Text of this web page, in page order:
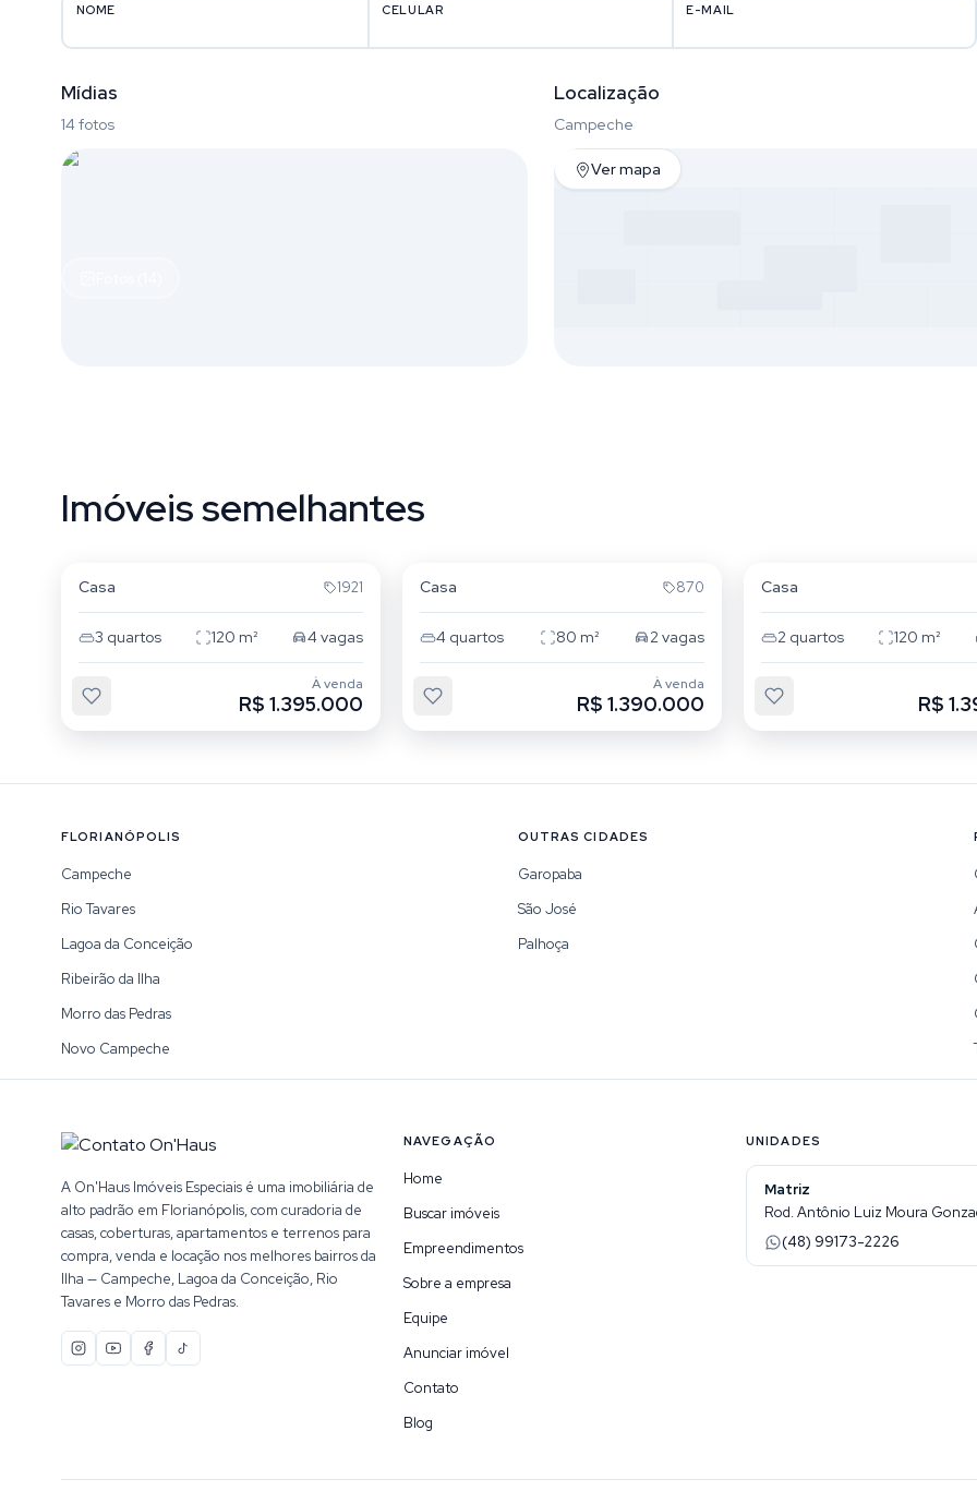
NOME CELULAR E-MAIL
Mídias
14 fotos
Localização
Campeche
Ver mapa
Imóveis semelhantes
Casa 1921
3 quartos 120 m² 4 vagas
À venda
R$ 1.395.000
Casa 870
4 quartos 80 m² 2vagas
À venda
R$ 1.390.000
Casa
2 quartos 120 m²
R$
FLORIANÓPOLIS
Campeche
Rio Tavares
Lagoa da Conceição
Ribeirão da Ilha
Morro das Pedras
Novo Campeche
OUTRAS CIDADES
Garopaba
São José
Palhoça
A On'Haus Imóveis Especiais é uma imobiliária de
alto padrão em Florianópolis, com curadoria de
casas, coberturas, apartamentos e terrenos para
compra, venda e locação nos melhores bairros da
Ilha — Campeche, Lagoa da Conceição, Rio
Tavares e Morro das Pedras.
NAVEGAÇÃO
Home
Buscar imóveis
Empreendimentos
Sobre a empresa
Equipe
Anunciar imóvel
Contato
Blog
UNIDADES
Matriz
Rod. Antônio Luiz Moura
(48) 99173-2226